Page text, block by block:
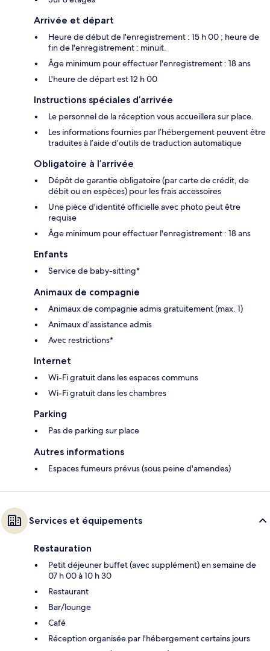
Arrivée et départ
Heure de début de l'enregistrement : 15 h 00 ; heure de
fin de l'enregistrement : minuit.
Âge minimum pour effectuer l'enregistrement : 18 ans
L'heure de départ est 12 h 00
Instructions spéciales d’arrivée
Le personnel de la réception vous accueillera sur place.
Les informations fournies par l’hébergement peuvent être
traduites à l’aide d’outils de traduction automatique
Obligatoire à l’arrivée
Dépôt de garantie obligatoire (par carte de crédit, de
débit ou en espèces) pour les frais accessoires
Une pièce d'identité officielle avec photo peut être
requise
Âge minimum pour effectuer l'enregistrement : 18 ans
Enfants
Service de baby-sitting*
Animaux de compagnie
Animaux de compagnie admis gratuitement (max. 1)
Animaux d’assistance admis
Avec restrictions*
Internet
Wi-Fi gratuit dans les espaces communs
Wi-Fi gratuit dans les chambres
Parking
Pas de parking sur place
Autres informations
Espaces fumeurs prévus (sous peine d'amendes)
Services et équipements
Restauration
Petit déjeuner buffet (avec supplément) en semaine de
07 h 00 à 10 h 30
Restaurant
Bar/lounge
Café
Réception organisée par l'hébergement certains jours